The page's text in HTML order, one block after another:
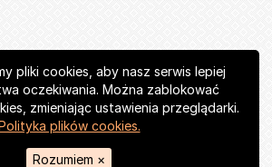
pliki cookies, aby nasz serwis lepiej
oczekiwania. Można zablokować
zmieniając ustawienia przeglądarki.
plików cookies.
Rozumiem ×